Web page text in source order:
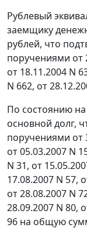
Рублевый
заемщику
рублей, что
поручениями от
от 18.11.2004 N
N 662, от
По состоянию
основной долг,
поручениями от
от 05.03.2007 N
N 31, от
17.08.2007 N 57,
от 28.08.2007 N
28.09.2007 N 80,
96 на общую